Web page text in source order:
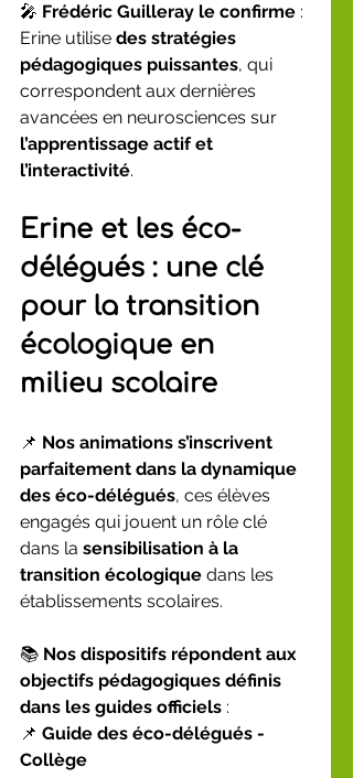
🎤 Frédéric Guilleray le confirme :
Erine utilise des stratégies
pédagogiques puissantes, qui
correspondent aux dernières
avancées en neurosciences sur
l’apprentissage actif et
l’interactivité.
Erine et les éco-
délégués : une clé
pour la transition
écologique en
milieu scolaire
📌 Nos animations s’inscrivent
parfaitement dans la dynamique
des éco-délégués, ces élèves
engagés qui jouent un rôle clé
dans la sensibilisation à la
transition écologique dans les
établissements scolaires.
📚 Nos dispositifs répondent aux
objectifs pédagogiques définis
dans les guides officiels :
📌 Guide des éco-délégués -
Collège